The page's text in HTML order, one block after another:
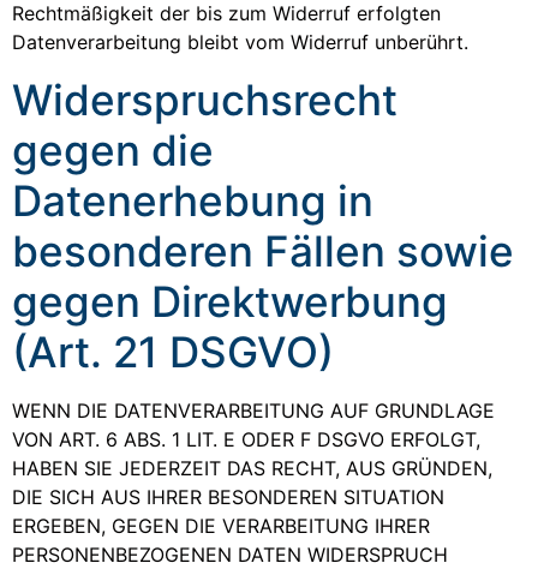
Rechtmäßigkeit der bis zum Widerruf erfolgten
Datenverarbeitung bleibt vom Widerruf unberührt.
Widerspruchsrecht
gegen die
Datenerhebung in
besonderen Fällen sowie
gegen Direktwerbung
(Art. 21 DSGVO)
WENN DIE DATENVERARBEITUNG AUF GRUNDLAGE
VON ART. 6 ABS. 1 LIT. E ODER F DSGVO ERFOLGT,
HABEN SIE JEDERZEIT DAS RECHT, AUS GRÜNDEN,
DIE SICH AUS IHRER BESONDEREN SITUATION
ERGEBEN, GEGEN DIE VERARBEITUNG IHRER
PERSONENBEZOGENEN DATEN WIDERSPRUCH